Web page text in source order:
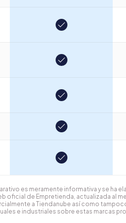
es meramente informativa y se ha
oficial de Empretienda, actualizada al
a Tiendanube así como
e industriales sobre estas marcas